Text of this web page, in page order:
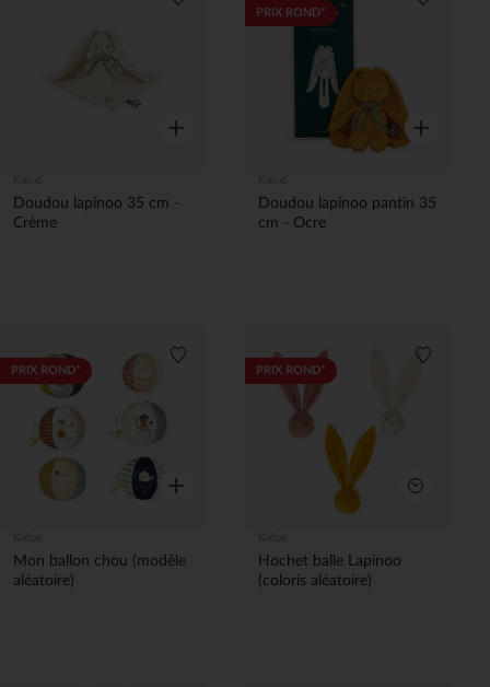
Liste de souhaits
Aperçu rapide
Doudou lapinoo 35 cm -
Crème
PRIX ROND*
Aperçu
Doudou lapinoo pantin 35
cm - Ocre
PRIX ROND* Liste de souhaits
Aperçu rapide
Mon ballon chou (modèle
aléatoire)
PRIX ROND*
Hochet balle Lapinoo
(coloris aléatoire)